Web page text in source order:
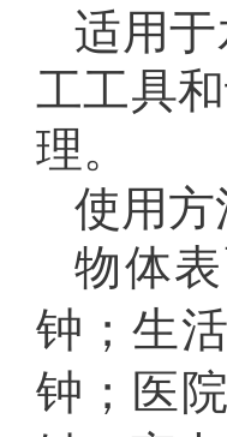
适用
工工具
理。
使用方
物体
钟；生
钟；医